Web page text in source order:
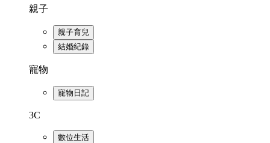
親子
親子育兒
結婚紀錄
寵物
寵物日記
3C
數位生活